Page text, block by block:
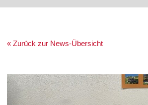
« Zurück zur News-Übersicht